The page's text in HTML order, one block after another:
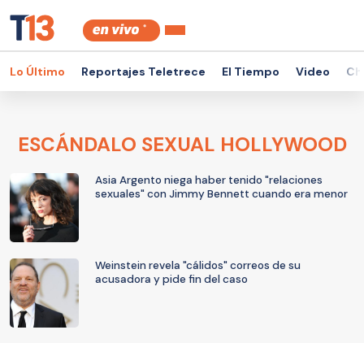
Lo Último Reportajes Teletrece El Tiempo Video
ESCÁNDALO SEXUAL HOLLYWOOD
Asia Argento niega haber tenido "relaciones
sexuales" con Jimmy Bennett cuando era menor
Weinstein revela "cálidos" correos de su
acusadora y pide fin del caso